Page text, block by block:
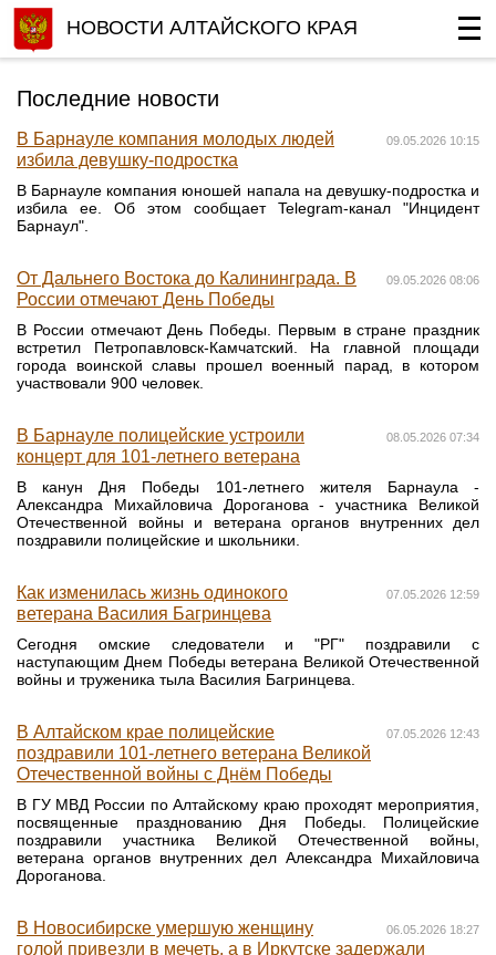
НОВОСТИ АЛТАЙСКОГО КРАЯ
Последние новости
09.05.2026 10:15
В Барнауле компания молодых людей
избила девушку-подростка
В Барнауле компания юношей напала на девушку-подростка и
избила ее. Об этом сообщает Telegram-канал "Инцидент
Барнаул".
09.05.2026 08:06
От Дальнего Востока до Калининграда. В
России отмечают День Победы
В России отмечают День Победы. Первым в стране праздник
встретил Петропавловск-Камчатский. На главной площади
города воинской славы прошел военный парад, в котором
участвовали 900 человек.
08.05.2026 07:34
В Барнауле полицейские устроили
концерт для 101-летнего ветерана
В канун Дня Победы 101-летнего жителя Барнаула -
Александра Михайловича Дороганова - участника Великой
Отечественной войны и ветерана органов внутренних дел
поздравили полицейские и школьники.
07.05.2026 12:59
Как изменилась жизнь одинокого
ветерана Василия Багринцева
Сегодня омские следователи и "РГ" поздравили с
наступающим Днем Победы ветерана Великой Отечественной
войны и труженика тыла Василия Багринцева.
07.05.2026 12:43
В Алтайском крае полицейские
поздравили 101-летнего ветерана Великой
Отечественной войны с Днём Победы
В ГУ МВД России по Алтайскому краю проходят мероприятия,
посвященные празднованию Дня Победы. Полицейские
поздравили участника Великой Отечественной войны,
ветерана органов внутренних дел Александра Михайловича
Дороганова.
06.05.2026 18:27
В Новосибирске умершую женщину
голой привезли в мечеть, а в Иркутске задержали